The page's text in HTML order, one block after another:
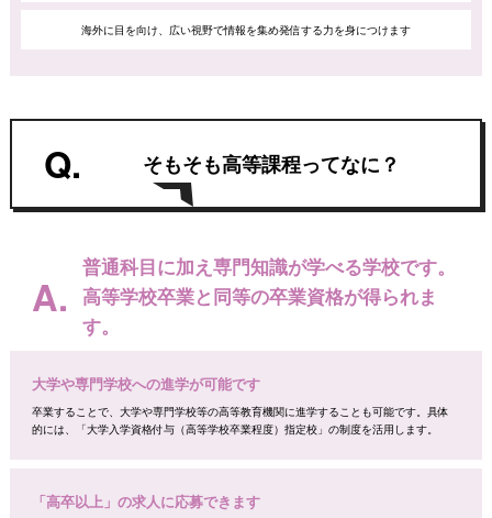
海外に目を向け、広い視野で情報を集め発信する力を身につけます
Q. そもそも高等課程ってなに？
A.
普通科目に加え専門知識が学べる学校です。
高等学校卒業と同等の卒業資格が得られま
す。
大学や専門学校への進学が可能です
卒業することで、大学や専門学校等の高等教育機関に進学することも可能です。具体
的には、「大学入学資格付与（高等学校卒業程度）指定校」の制度を活用します。
「高卒以上」の求人に応募できます